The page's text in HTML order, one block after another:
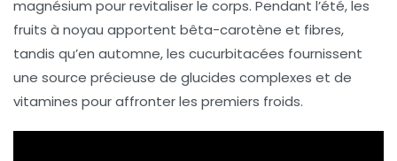
magnésium pour revitaliser le corps. Pendant l’été, les
fruits à noyau apportent bêta-carotène et fibres,
tandis qu’en automne, les cucurbitacées fournissent
une source précieuse de glucides complexes et de
vitamines pour affronter les premiers froids.